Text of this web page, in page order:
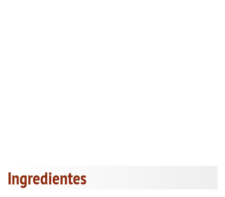
Ingredientes